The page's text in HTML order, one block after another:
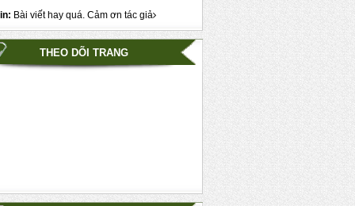
Bài viết hay quá. Cảm ơn tác giả
THEO DÕI TRANG